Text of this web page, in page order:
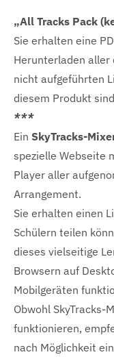
„All Tracks Pack
Sie erhalten eine
Herunterladen aller
nicht aufgeführten
diesem Produkt
***
Ein SkyTracks-
spezielle Webseite
Player aller
Arrangement.
Sie erhalten einen
Schülern teilen
dieses vielseitige
Browsern auf
Mobilgeräten
Obwohl SkyTracks-
funktionieren,
nach Möglichkeit